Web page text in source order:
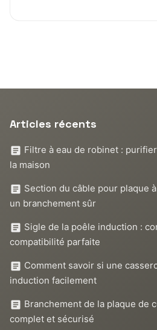
Articles récents
Filtre à eau de robinet :
la maison
Section du câble pour plaque
un branchement sûr
Sigle de la poêle induction :
compatibilité parfaite
Comment savoir si une
induction facilement
Branchement de la plaque de
complet et sécurisé